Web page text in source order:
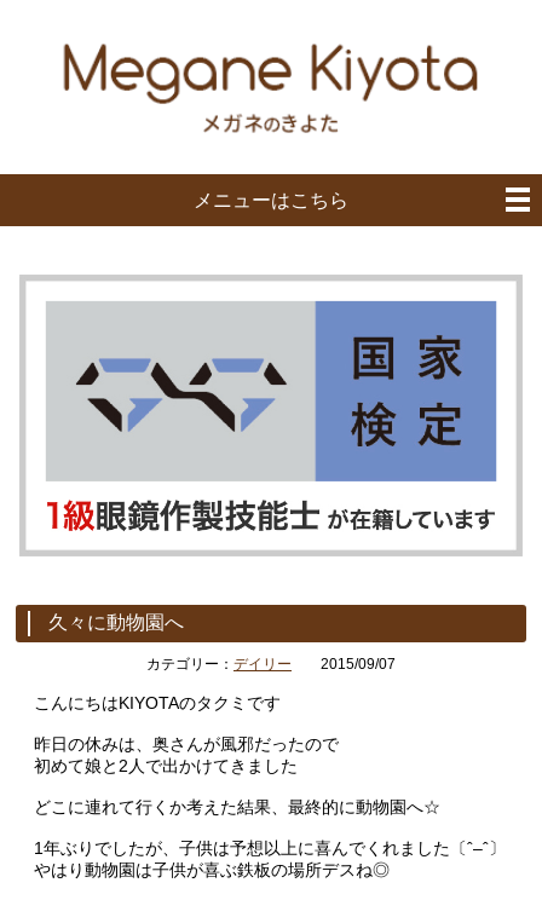
メニューはこちら
久々に動物園へ
カテゴリー： デイリー 2015/09/07
こんにちはKIYOTAのタクミです
昨日の休みは、奥さんが風邪だったので
初めて娘と2人で出かけてきました
どこに連れて行くか考えた結果、最終的に動物園へ☆
1年ぶりでしたが、子供は予想以上に喜んでくれました〔ˆ–ˆ〕
やはり動物園は子供が喜ぶ鉄板の場所デスね◎